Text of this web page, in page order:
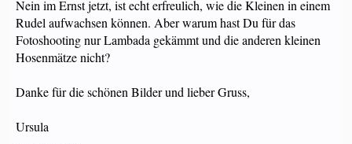
Nein im Ernst jetzt, ist echt erfreulich, wie die Kleinen in einem
Rudel aufwachsen können. Aber warum hast Du für das
Fotoshooting nur Lambada gekämmt und die anderen kleinen
Hosenmätze nicht?
Danke für die schönen Bilder und lieber Gruss,
Ursula